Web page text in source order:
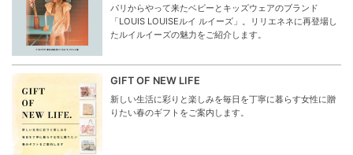
パリからやって来たベビーとキッズウェアのブランド
「LOUIS LOUISEルイ ルイーズ」。リリエネネに再登場し
たルイルイーズの魅力をご紹介します。
GIFT OF NEW LIFE
新しい生活に彩りと楽しみを毎日を丁寧に暮らす女性に贈
りたい春のギフトをご案内します。